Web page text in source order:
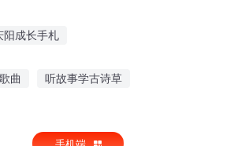
阳成长手札
曲 听故事学古诗草